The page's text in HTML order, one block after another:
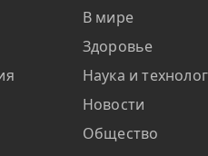
В мире
Здоровье
Наука и
Новости
Общество